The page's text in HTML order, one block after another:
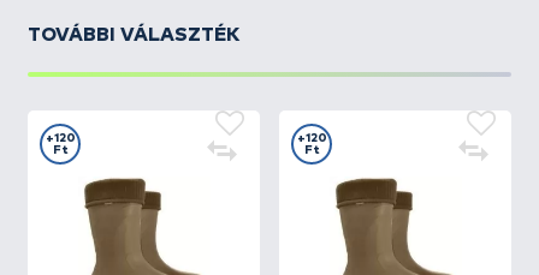
TOVÁBBI VÁLASZTÉK
+120
Ft
+120
Ft